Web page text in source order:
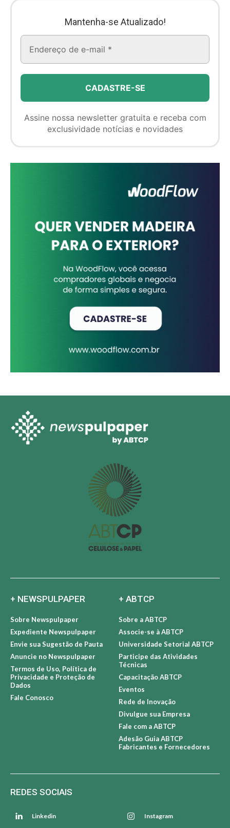
Mantenha-se Atualizado!
Assine nossa newsletter gratuita e receba com
exclusividade notícias e novidades
+ NEWSPULPAPER
Sobre Newspulpaper
Expediente Newspulpaper
Envie sua Sugestão de Pauta
Anuncie no Newspulpaper
Termos de Uso, Política de
Privacidade e Proteção de
Dados
Fale Conosco
+ ABTCP
Sobre a ABTCP
Associe-se à ABTCP
Universidade Setorial ABTCP
Participe das Atividades
Técnicas
Capacitação ABTCP
Eventos
Rede de Inovação
Divulgue sua Empresa
Fale com a ABTCP
Adesão Guia ABTCP
Fabricantes e Fornecedores
REDES SOCIAIS
Linkedin Instagram